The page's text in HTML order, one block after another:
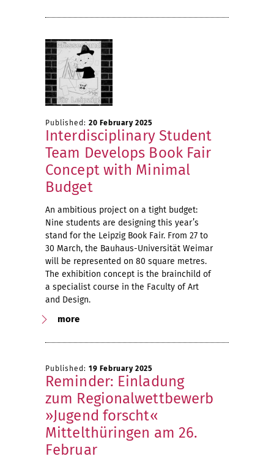
Published: 20 February 2025
Interdisciplinary Student
Team Develops Book Fair
Concept with Minimal
Budget
An ambitious project on a tight budget:
Nine students are designing this year’s
stand for the Leipzig Book Fair. From 27 to
30 March, the Bauhaus-Universität Weimar
will be represented on 80 square metres.
The exhibition concept is the brainchild of
a specialist course in the Faculty of Art
and Design.
more
Published: 19 February 2025
Reminder: Einladung
zum Regionalwettbewerb
»Jugend forscht«
Mittelthüringen am 26.
Februar